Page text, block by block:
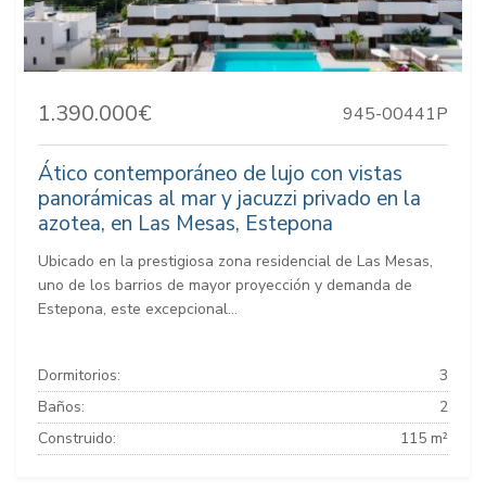
1.390.000€ 945-00441P
Ático contemporáneo de lujo con vistas
panorámicas al mar y jacuzzi privado en la
azotea, en Las Mesas, Estepona
Ubicado en la prestigiosa zona residencial de Las Mesas,
uno de los barrios de mayor proyección y demanda de
Estepona, este excepcional...
Dormitorios:
3
Baños:
2
Construido:
115 m²